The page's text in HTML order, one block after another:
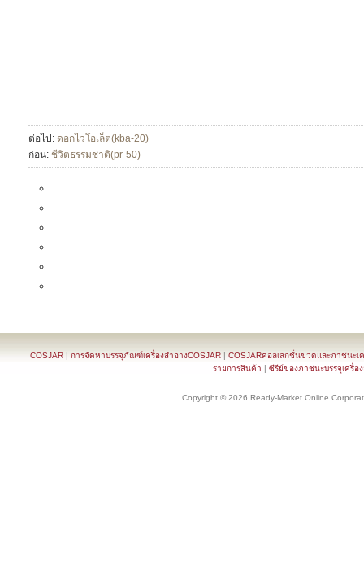
ต่อไป: ดอกไวโอเล็ต(kba-20)
ก่อน: ชีวิตธรรมชาติ(pr-50)
COSJAR | การจัดหาบรรจุภัณฑ์เครื่องสำอางCOSJAR | COSJARคอลเลกชั่นขวดและภาชนะเ
รายการสินค้า | ซีรีย์ของภาชนะบรรจุเครื่อ
Copyright © 2026 Ready-Market Online